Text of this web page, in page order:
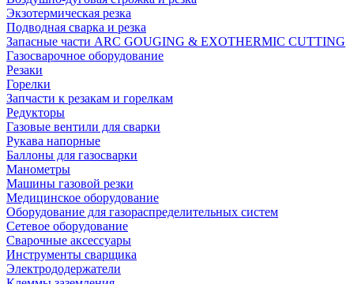
Экзотермическая резка
Подводная сварка и резка
Запасные части ARC GOUGING & EXOTHERMIC CUTTING
Газосварочное оборудование
Резаки
Горелки
Запчасти к резакам и горелкам
Редукторы
Газовые вентили для сварки
Рукава напорные
Баллоны для газосварки
Манометры
Машины газовой резки
Медицинское оборудование
Оборудование для газораспределительных систем
Сетевое оборудование
Сварочные аксессуары
Инструменты сварщика
Электрододержатели